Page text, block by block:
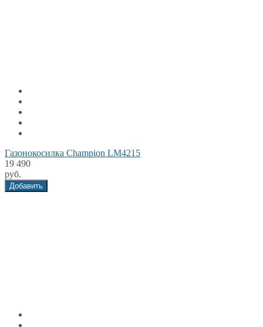
Газонокосилка Champion LM4215
19 490
руб.
Добавить